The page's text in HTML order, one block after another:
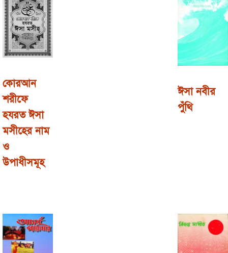
কোরআন
শরীফে
হযরত ঈসা
মসীহের নাম
ও
উপাধীসমূহ
ঈসা নবীর
পুঁথি